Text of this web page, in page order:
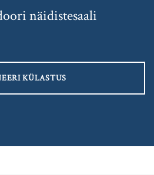
näidistesaali
KÜLASTUS